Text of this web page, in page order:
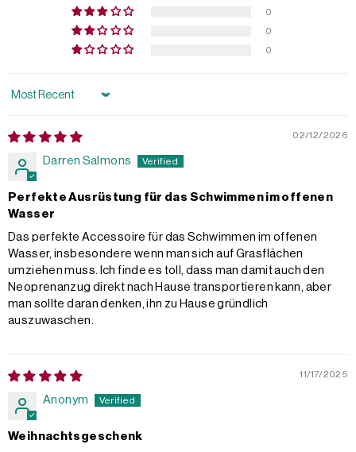
0
0
0
Sort by
02/12/2026
Darren Salmons
Perfekte Ausrüstung für das Schwimmen im offenen
Wasser
Das perfekte Accessoire für das Schwimmen im offenen
Wasser, insbesondere wenn man sich auf Grasflächen
umziehen muss. Ich finde es toll, dass man damit auch den
Neoprenanzug direkt nach Hause transportieren kann, aber
man sollte daran denken, ihn zu Hause gründlich
auszuwaschen.
11/17/2025
Anonym
Weihnachtsgeschenk